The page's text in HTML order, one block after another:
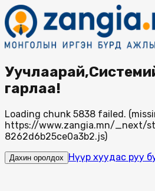
гарлаа!
Loading chunk 5838 failed.
https://www.zangia.mn/_next/
8262d6b25ce0a3b2.js)
Дахин оролдох Нүүр хуудас руу